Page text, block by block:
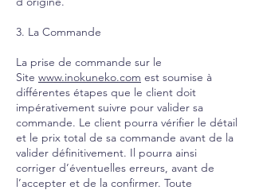
3. La Commande
La prise de commande sur le
Site www.inokuneko.com est soumise à
différentes étapes que le client doit
impérativement suivre pour valider sa
commande. Le client pourra vérifier le détail
et le prix total de sa commande avant de la
valider définitivement. Il pourra ainsi
corriger d’éventuelles erreurs, avant de
l’accepter et de la confirmer. Toute